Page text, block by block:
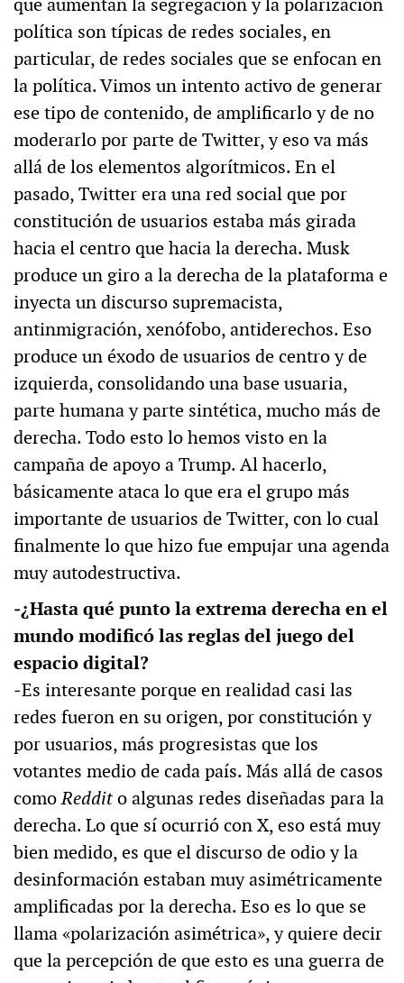
que aumentan la segregación y la polarización
política son típicas de redes sociales, en
particular, de redes sociales que se enfocan en
la política. Vimos un intento activo de generar
ese tipo de contenido, de amplificarlo y de no
moderarlo por parte de Twitter, y eso va más
allá de los elementos algorítmicos. En el
pasado, Twitter era una red social que por
constitución de usuarios estaba más girada
hacia el centro que hacia la derecha. Musk
produce un giro a la derecha de la plataforma e
inyecta un discurso supremacista,
antinmigración, xenófobo, antiderechos. Eso
produce un éxodo de usuarios de centro y de
izquierda, consolidando una base usuaria,
parte humana y parte sintética, mucho más de
derecha. Todo esto lo hemos visto en la
campaña de apoyo a Trump. Al hacerlo,
básicamente ataca lo que era el grupo más
importante de usuarios de Twitter, con lo cual
finalmente lo que hizo fue empujar una agenda
muy autodestructiva.
‒¿Hasta qué punto la extrema derecha en el
mundo modificó las reglas del juego del
espacio digital?
‒Es interesante porque en realidad casi las
redes fueron en su origen, por constitución y
por usuarios, más progresistas que los
votantes medio de cada país. Más allá de casos
comoReddito algunas redes diseñadas para la
derecha. Lo que sí ocurrió con X, eso está muy
bien medido, es que el discurso de odio y la
desinformación estaban muy asimétricamente
amplificadas por la derecha. Eso es lo que se
llama «polarización asimétrica», y quiere decir
que la percepción de que esto es una guerra de